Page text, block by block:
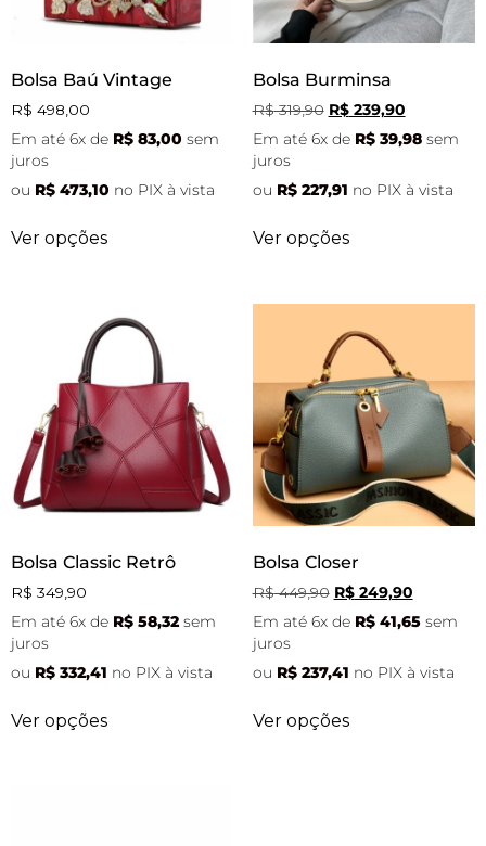
Bolsa Baú Vintage
R$ 498,00
Em até 6x de R$ 83,00 sem
juros
ou R$ 473,10 no PIX à vista
Ver opções
Bolsa Burminsa
R$319,90 R$239,90
Em até 6x de R$39,98 sem
juros
ou R$227,91 no PIX à vista
Ver opções
Bolsa Classic Retrô
R$ 349,90
Em até 6x de R$ 58,32 sem
juros
ou R$ 332,41 no PIX à vista
Ver opções
Bolsa Closer
R$449,90 R$249,90
Em até 6x de R$41,65 sem
juros
ou R$237,41 no PIX à vista
Ver opções